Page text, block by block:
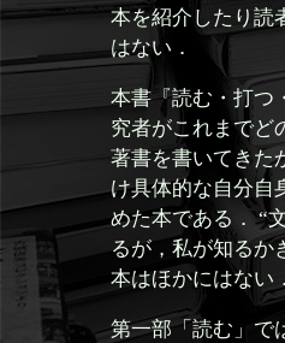
本を紹介したり読
はない．
本書『読む・打つ
究者がこれまでど
著書を書いてきた
け具体的な自分自
めた本である． “
るが，私が知るか
本はほかにはない
第一部「読む」で